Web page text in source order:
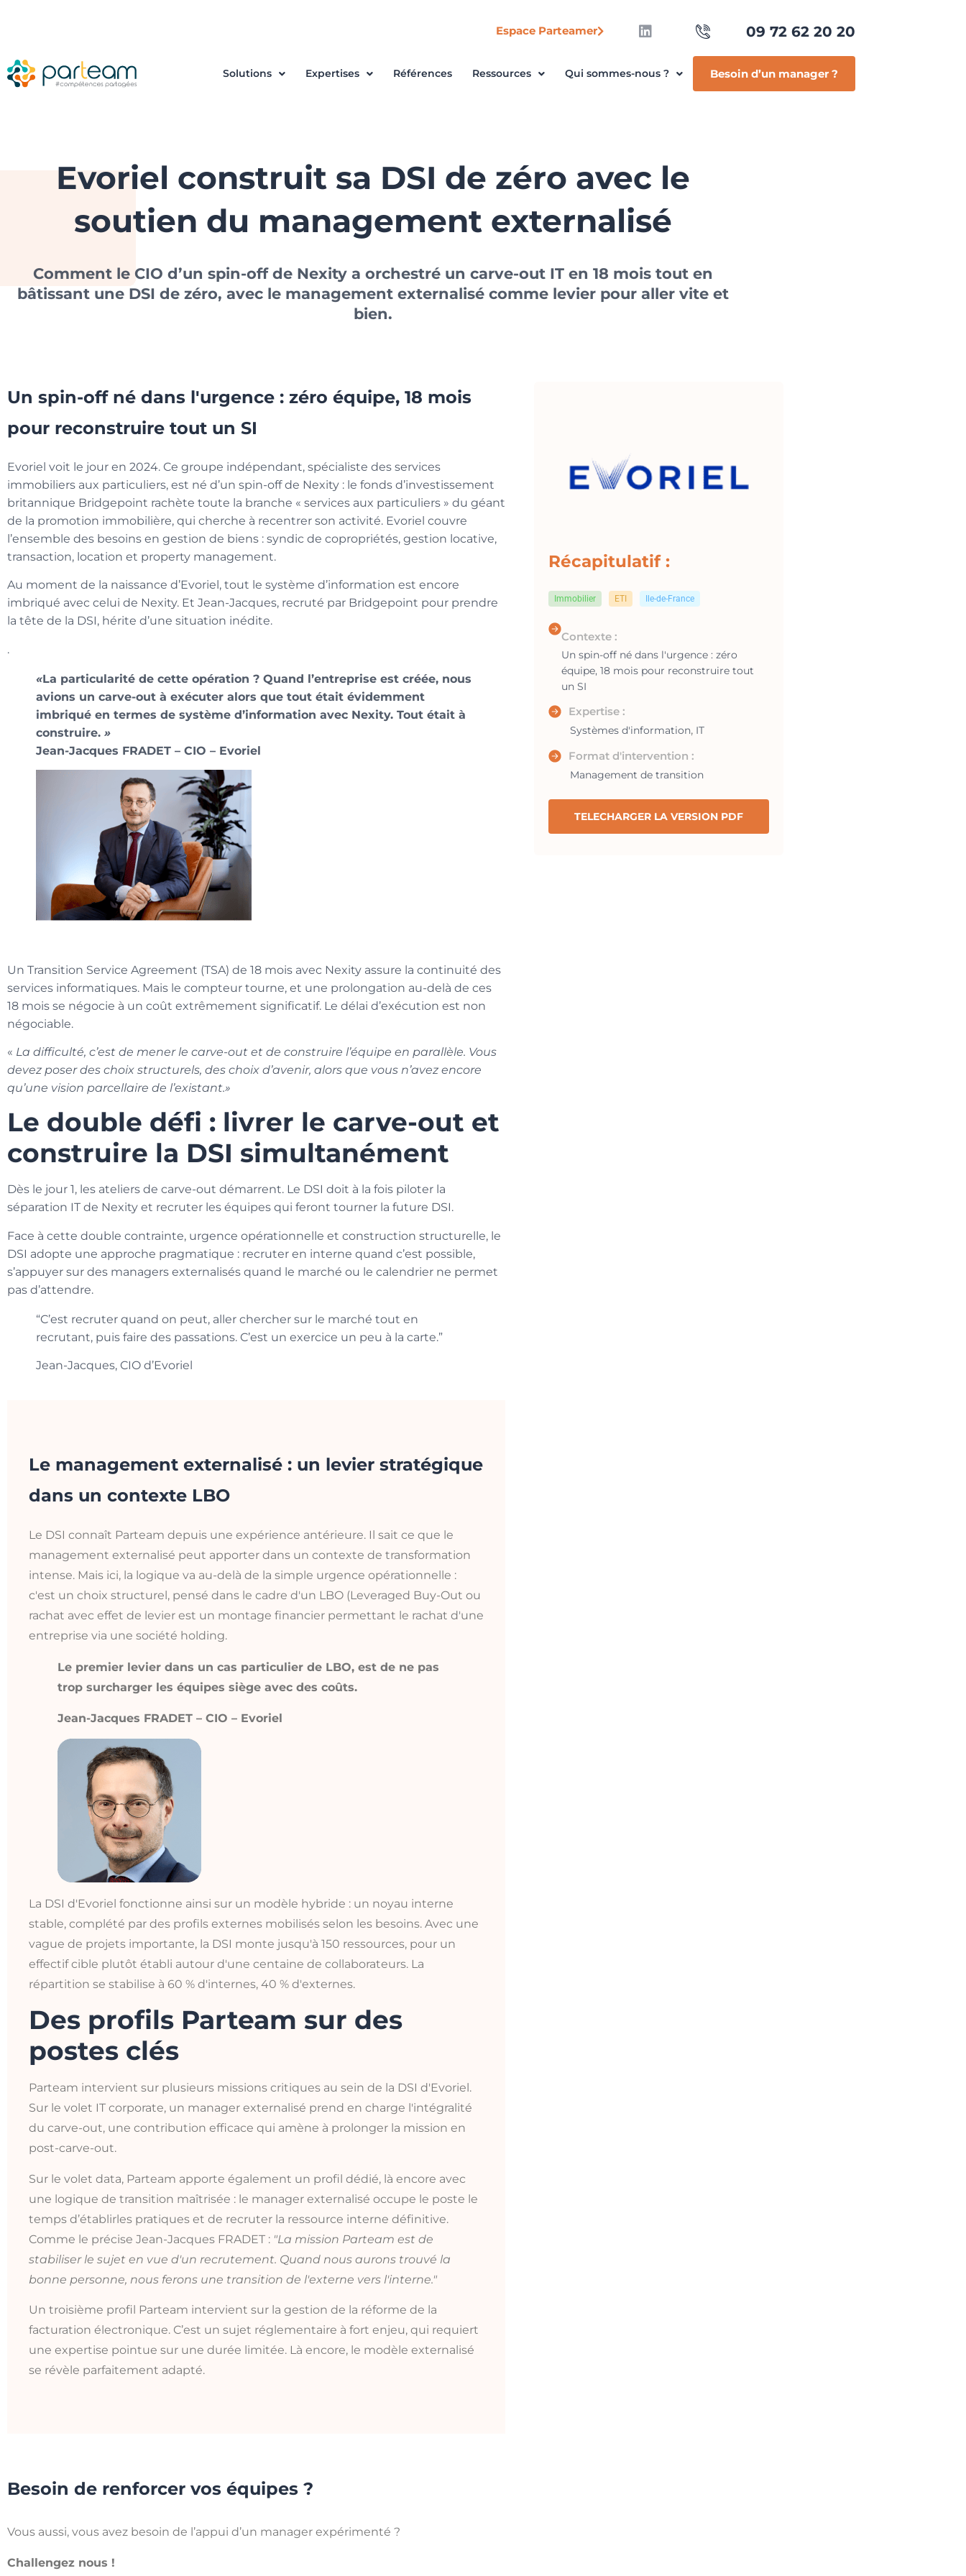
Espace Parteamer 09 72 62 20 20
Solutions Expertises Références Ressources Qui sommes-nous ? Besoin d’un manager ?
Evoriel construit sa DSI de zéro avec le
soutien du management externalisé
Comment le CIO d’un spin-off de Nexity a orchestré un carve-out IT en 18 mois tout en
bâtissant une DSI de zéro, avec le management externalisé comme levier pour aller vite et
bien.
Un spin-off né dans l'urgence : zéro équipe, 18 mois
pour reconstruire tout un SI
Evoriel voit le jour en 2024. Ce groupe indépendant, spécialiste des services
immobiliers aux particuliers, est né d’un spin-off de Nexity : le fonds d’investissement
britannique Bridgepoint rachète toute la branche « services aux particuliers » du géant
de la promotion immobilière, qui cherche à recentrer son activité. Evoriel couvre
l’ensemble des besoins en gestion de biens : syndic de copropriétés, gestion locative,
transaction, location et property management.
Au moment de la naissance d’Evoriel, tout le système d’information est encore
imbriqué avec celui de Nexity. Et Jean-Jacques, recruté par Bridgepoint pour prendre
la tête de la DSI, hérite d’une situation inédite.
.
«La particularité de cette opération ? Quand l’entreprise est créée, nous
avions un carve-out à exécuter alors que tout était évidemment
imbriqué en termes de système d’information avec Nexity. Tout était à
construire. »
Jean-Jacques FRADET – CIO – Evoriel
Un Transition Service Agreement (TSA) de 18 mois avec Nexity assure la continuité des
services informatiques. Mais le compteur tourne, et une prolongation au-delà de ces
18 mois se négocie à un coût extrêmement significatif. Le délai d’exécution est non
négociable.
« La difficulté, c’est de mener le carve-out et de construire l’équipe en parallèle. Vous
devez poser des choix structurels, des choix d’avenir, alors que vous n’avez encore
qu’une vision parcellaire de l’existant.»
Le double défi : livrer le carve-out et
construire la DSI simultanément
Dès le jour 1, les ateliers de carve-out démarrent. Le DSI doit à la fois piloter la
séparation IT de Nexity et recruter les équipes qui feront tourner la future DSI.
Face à cette double contrainte, urgence opérationnelle et construction structurelle, le
DSI adopte une approche pragmatique : recruter en interne quand c’est possible,
s’appuyer sur des managers externalisés quand le marché ou le calendrier ne permet
pas d’attendre.
“C’est recruter quand on peut, aller chercher sur le marché tout en
recrutant, puis faire des passations. C’est un exercice un peu à la carte.”
Jean-Jacques, CIO d’Evoriel
Le management externalisé : un levier stratégique
dans un contexte LBO
Le DSI connaît Parteam depuis une expérience antérieure. Il sait ce que le
management externalisé peut apporter dans un contexte de transformation
intense. Mais ici, la logique va au-delà de la simple urgence opérationnelle :
c'est un choix structurel, pensé dans le cadre d'un LBO (Leveraged Buy-Out ou
rachat avec effet de levier est un montage financier permettant le rachat d'une
entreprise via une société holding.
Le premier levier dans un cas particulier de LBO, est de ne pas
trop surcharger les équipes siège avec des coûts.
Jean-Jacques FRADET – CIO – Evoriel
La DSI d'Evoriel fonctionne ainsi sur un modèle hybride : un noyau interne
stable, complété par des profils externes mobilisés selon les besoins. Avec une
vague de projets importante, la DSI monte jusqu'à 150 ressources, pour un
effectif cible plutôt établi autour d'une centaine de collaborateurs. La
répartition se stabilise à 60 % d'internes, 40 % d'externes.
Des profils Parteam sur des
postes clés
Parteam intervient sur plusieurs missions critiques au sein de la DSI d'Evoriel.
Sur le volet IT corporate, un manager externalisé prend en charge l'intégralité
du carve-out, une contribution efficace qui amène à prolonger la mission en
post-carve-out.
Sur le volet data, Parteam apporte également un profil dédié, là encore avec
une logique de transition maîtrisée : le manager externalisé occupe le poste le
temps d’établirles pratiques et de recruter la ressource interne définitive.
Comme le précise Jean-Jacques FRADET : "La mission Parteam est de
stabiliser le sujet en vue d'un recrutement. Quand nous aurons trouvé la
bonne personne, nous ferons une transition de l'externe vers l'interne."
Un troisième profil Parteam intervient sur la gestion de la réforme de la
facturation électronique. C’est un sujet réglementaire à fort enjeu, qui requiert
une expertise pointue sur une durée limitée. Là encore, le modèle externalisé
se révèle parfaitement adapté.
Besoin de renforcer vos équipes ?
Vous aussi, vous avez besoin de l’appui d’un manager expérimenté ?
Challengez nous !
Récapitulatif :
Immobilier ETI Ile-de-France
Contexte :
Un spin-off né dans l'urgence : zéro
équipe, 18 mois pour reconstruire tout
un SI
Expertise :
Systèmes d'information, IT
Format d'intervention :
Management de transition
TELECHARGER LA VERSION PDF